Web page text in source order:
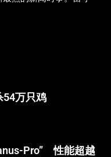
54万只鸡
Pro” 性能超越